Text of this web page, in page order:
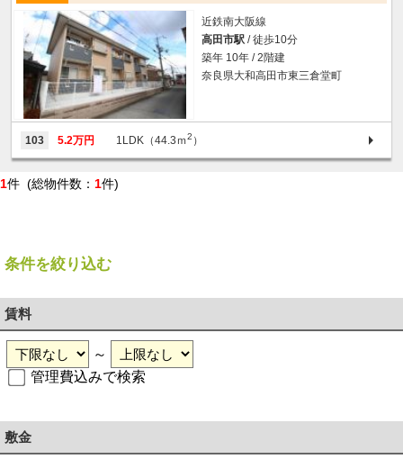
近鉄南大阪線
高田市駅 / 徒歩10分
築年 10年 / 2階建
奈良県大和高田市東三倉堂町
103 5.2万円 1LDK（44.3ｍ2 ）
1件 (総物件数： 1件)
条件を絞り込む
賃料
～
管理費込みで検索
敷金